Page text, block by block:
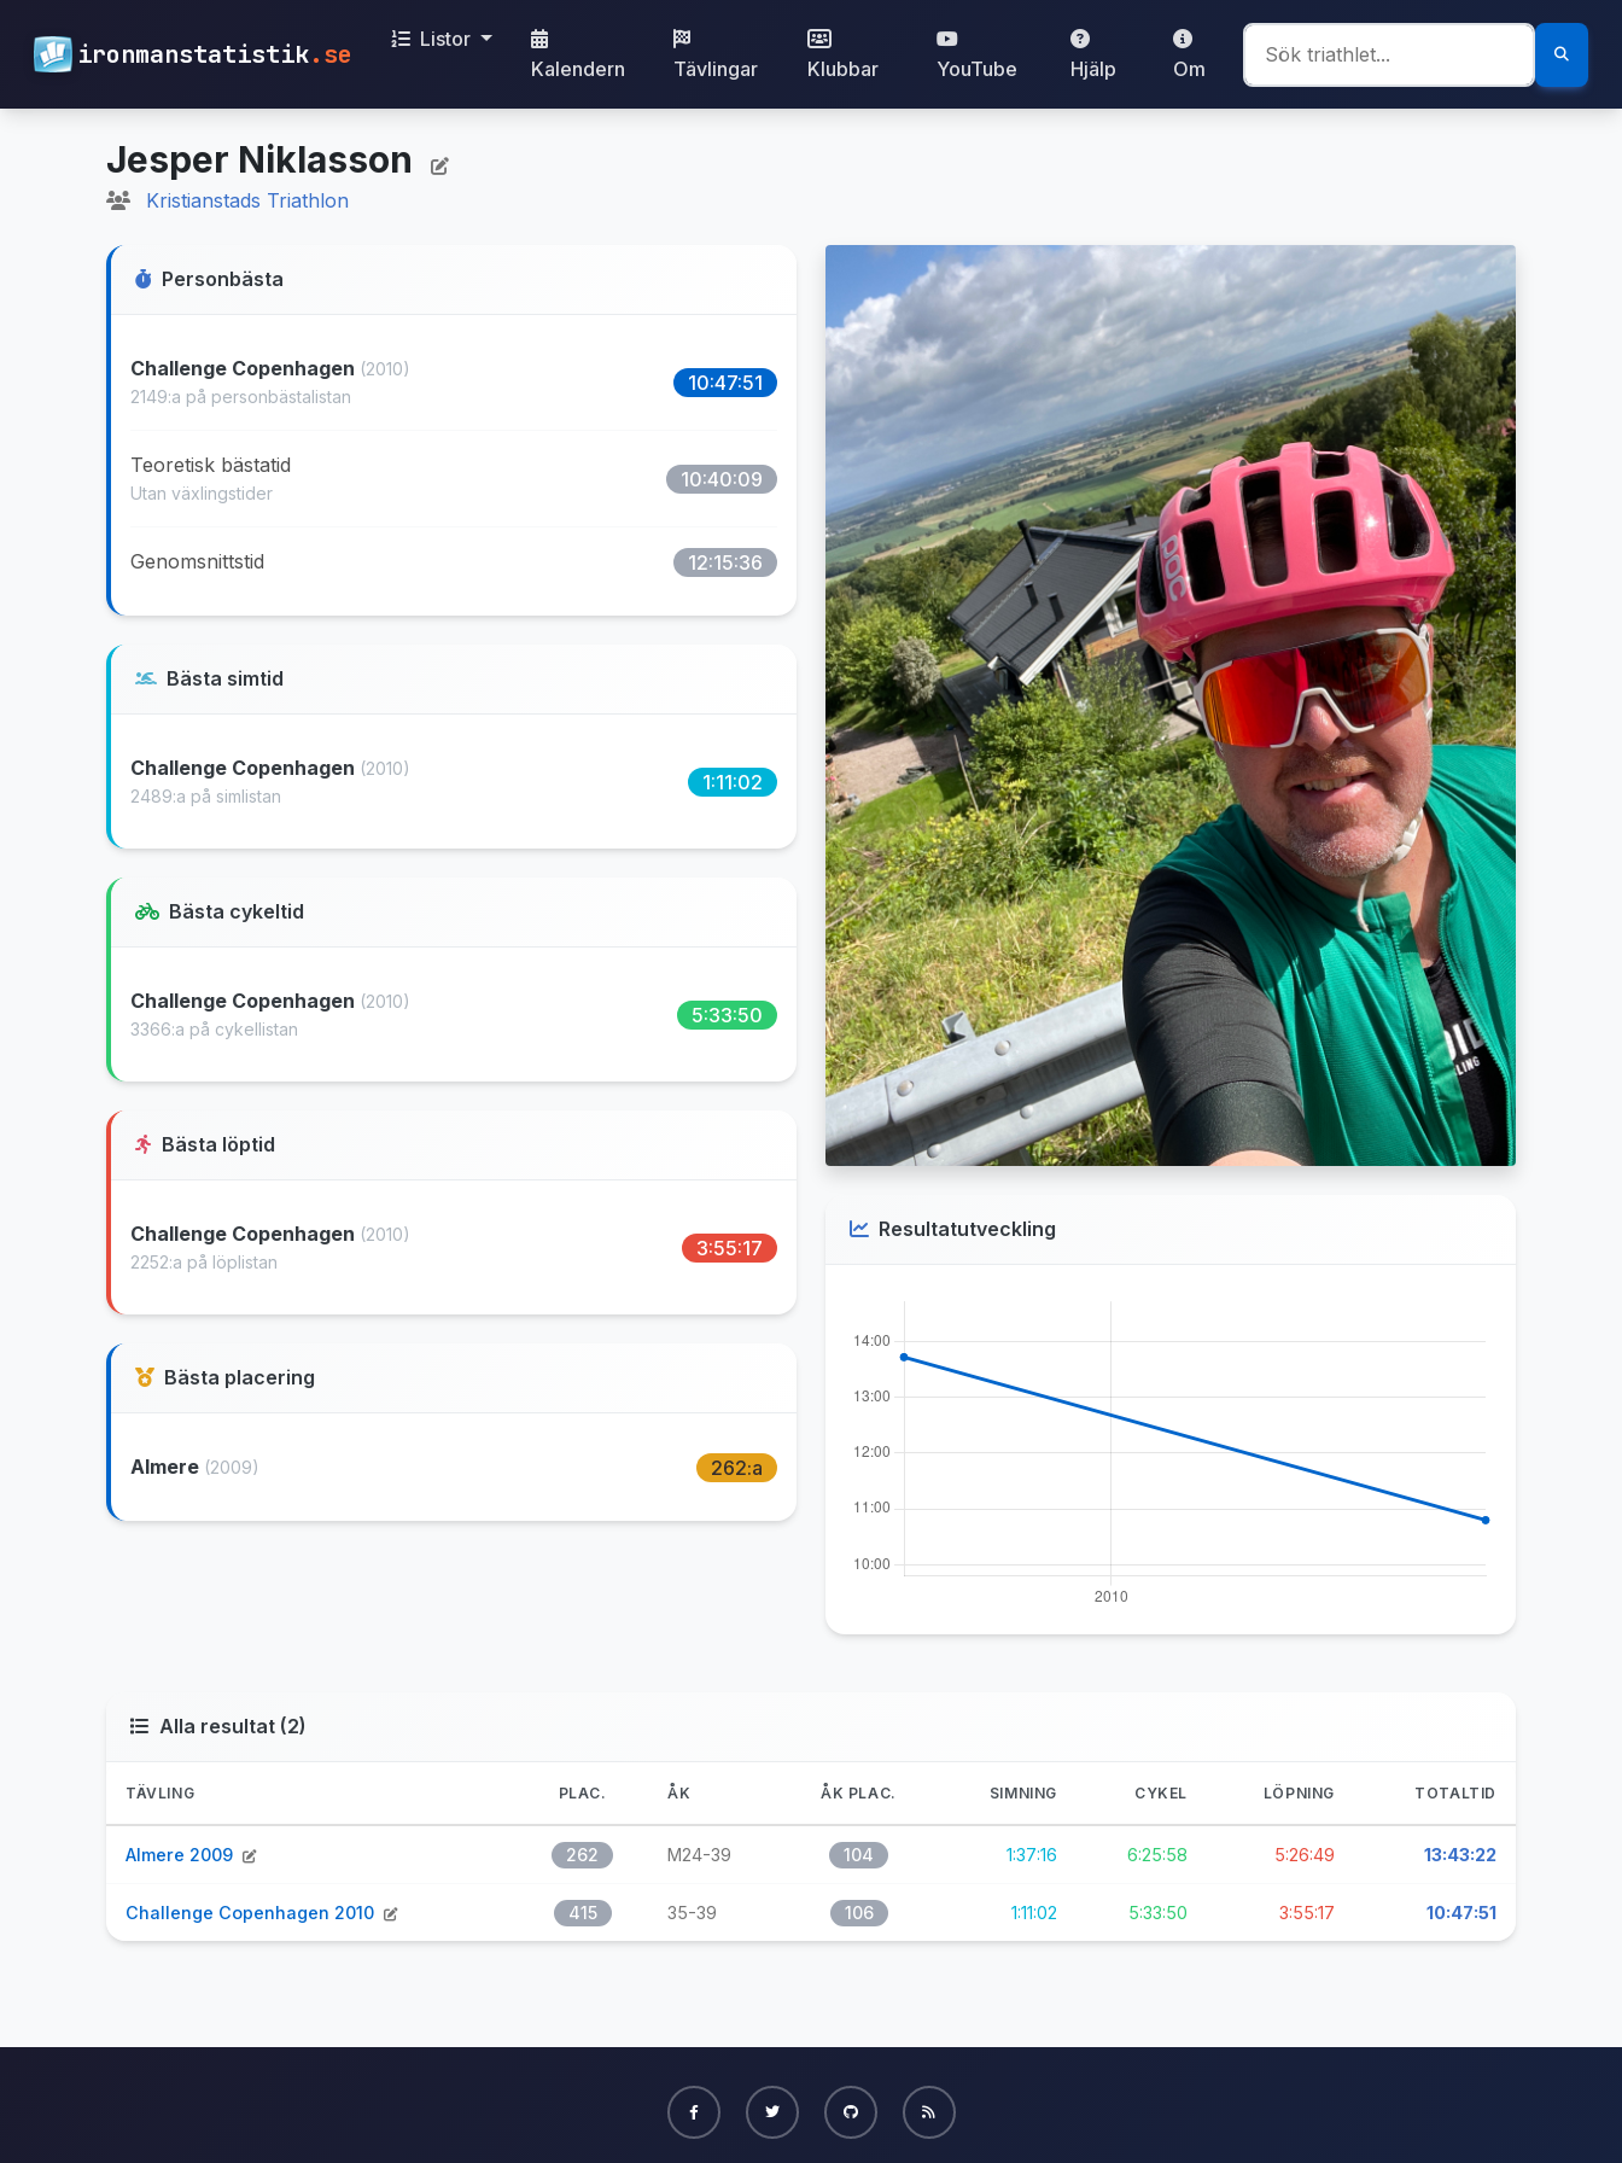
ironmanstatistik.se
Listor
Kalendern
Tävlingar Klubbar YouTube Hjälp Om
Jesper Niklasson
Kristianstads Triathlon
Personbästa
Challenge Copenhagen (2010)
2149:a på personbästalistan
10:47:51
Teoretisk bästatid
Utan växlingstider
10:40:09
Genomsnittstid 12:15:36
Bästa simtid
Challenge Copenhagen (2010)
2489:a på simlistan
1:11:02
Bästa cykeltid
Challenge Copenhagen (2010)
3366:a på cykellistan
5:33:50
Bästa löptid
Challenge Copenhagen (2010)
2252:a på löplistan
3:55:17
Bästa placering
Almere (2009) 262:a
Resultatutveckling
Alla resultat (2)
TÄVLING PLAC. ÅK ÅK PLAC. SIMNING CYKEL LÖPNING TOTALTID
Almere 2009 262 M24-39 104 1:37:16 6:25:58 5:26:49 13:43:22
Challenge Copenhagen 2010 415 35-39 106 1:11:02 5:33:50 3:55:17 10:47:51